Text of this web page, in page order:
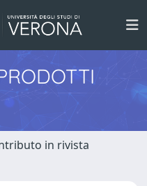
in rivista